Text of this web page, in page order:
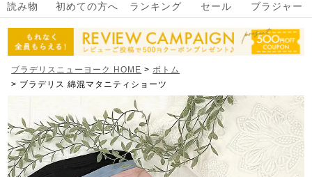
読み物 初めての方へ ランキング セール ブラジャー
ブラデリスニューヨーク HOME
ボトム
ブラデリス 綿混マタニティショーツ